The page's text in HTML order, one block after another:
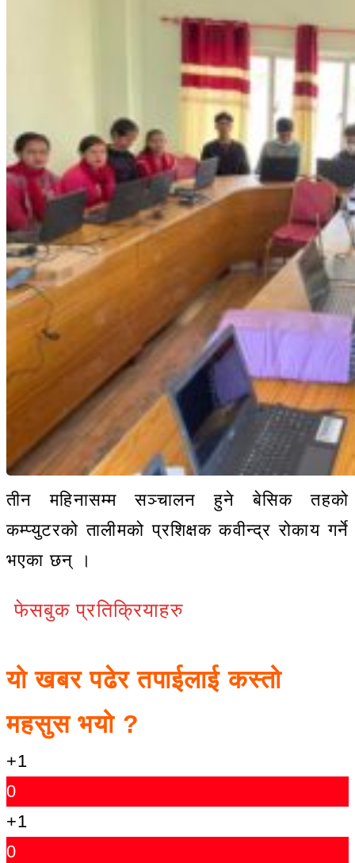
तीन महिनासम्म सञ्चालन हुने बेसिक तहको
कम्प्युटरको तालीमको प्रशिक्षक कवीन्द्र रोकाय गर्ने
भएका छन् ।
फेसबुक प्रतिक्रियाहरु
यो खबर पढेर तपाईलाई कस्तो
महसुस भयो ?
+1
0
+1
0